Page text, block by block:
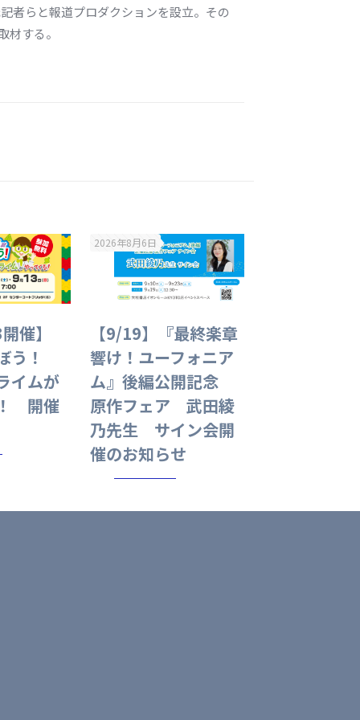
者らと報道プロダクションを設立。その
する。
催】
う！
イムが
開催
2026年8月6日
【9/19】『最終楽章
響け！ユーフォニア
ム』後編公開記念
原作フェア 武田綾
乃先生 サイン会開
催のお知らせ